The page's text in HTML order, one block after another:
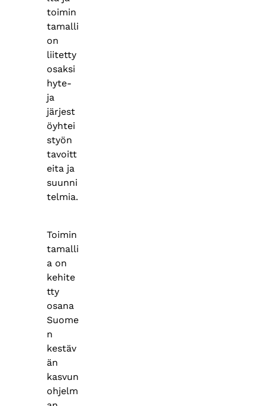
toimin
tamalli
on
liitetty
osaksi
hyte-
ja
järjest
öyhtei
styön
tavoitt
eita ja
suunni
telmia.
Toimin
tamalli
a on
kehite
tty
osana
Suome
n
kestäv
än
kasvun
ohjelm